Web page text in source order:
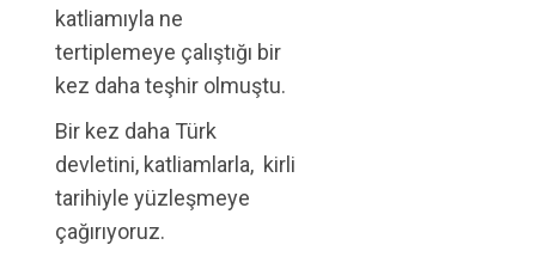
katliamıyla ne
tertiplemeye çalıştığı bir
kez daha teşhir olmuştu.
Bir kez daha Türk
devletini, katliamlarla, kirli
tarihiyle yüzleşmeye
çağırıyoruz.